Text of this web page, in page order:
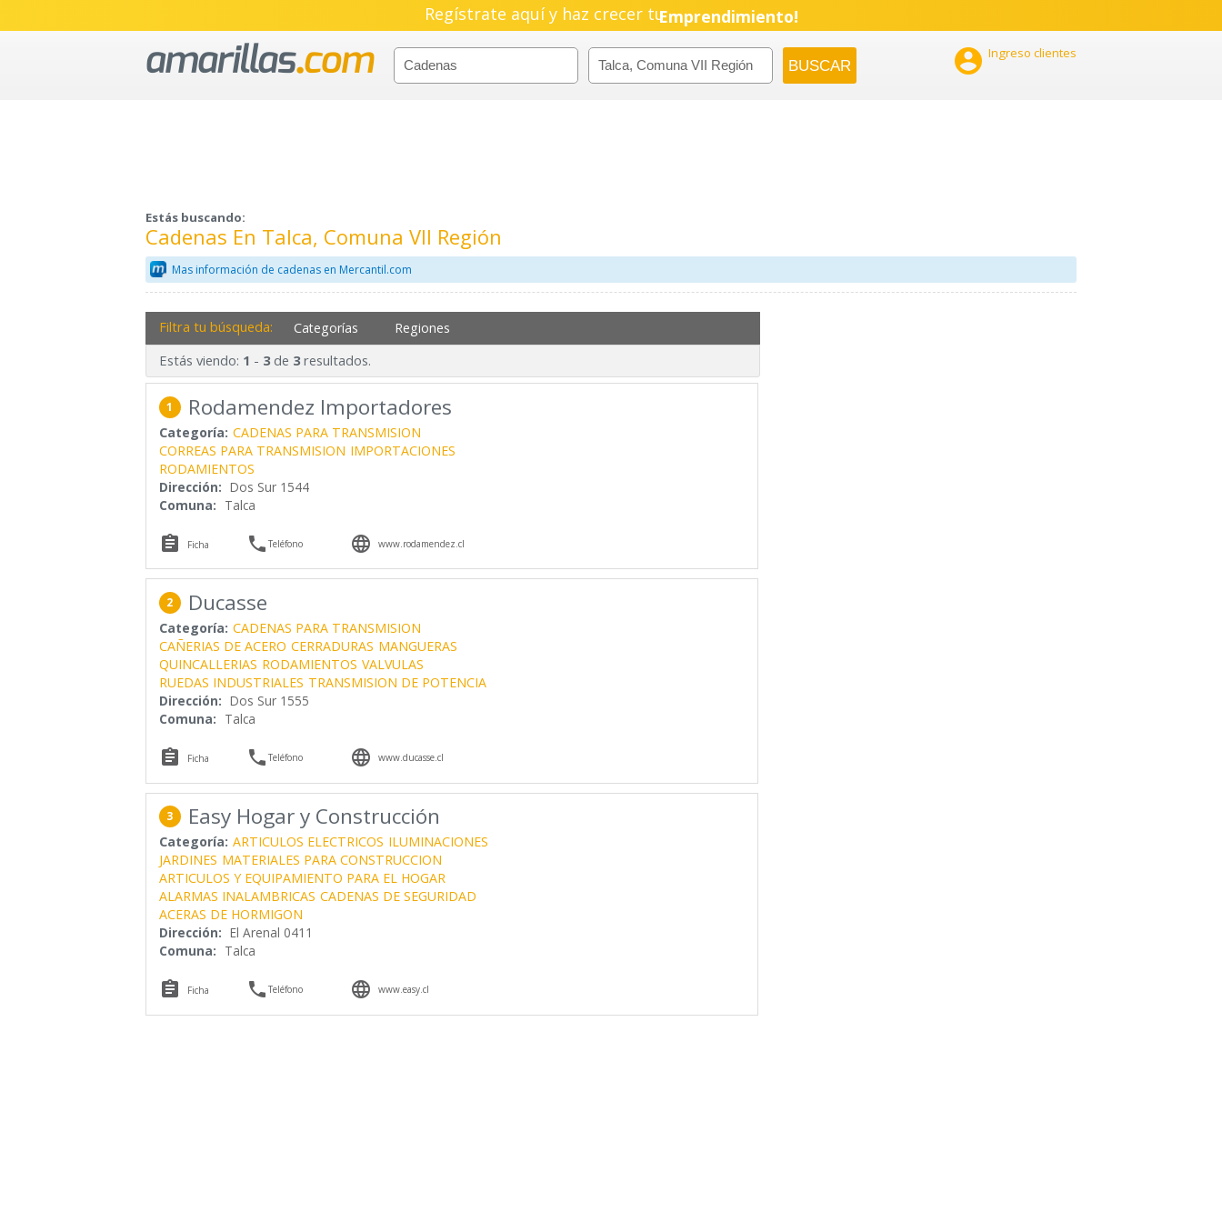
Regístrate aquí y haz crecer tuPyme!
Emprendimiento!
 Ingreso clientes
Estás buscando:
Cadenas En Talca, Comuna VII Región
Mas información de cadenas en Mercantil.com
Filtra tu búsqueda: Categorías Regiones
Estás viendo: 1 - 3de 3resultados.
1 Rodamendez Importadores
Categoría: CADENAS PARA TRANSMISION
CORREAS PARA TRANSMISION IMPORTACIONES
RODAMIENTOS
Dirección: Dos Sur 1544
Comuna: Talca
 Ficha Teléfono  www.rodamendez.cl
2 Ducasse
Categoría: CADENAS PARA TRANSMISION
CAÑERIAS DE ACERO CERRADURAS MANGUERAS
QUINCALLERIAS RODAMIENTOS VALVULAS
RUEDAS INDUSTRIALES TRANSMISION DE POTENCIA
Dirección: Dos Sur 1555
Comuna: Talca
 Ficha Teléfono  www.ducasse.cl
3 Easy Hogar y Construcción
Categoría: ARTICULOS ELECTRICOS ILUMINACIONES
JARDINES MATERIALES PARA CONSTRUCCION
ARTICULOS Y EQUIPAMIENTO PARA EL HOGAR
ALARMAS INALAMBRICAS CADENAS DE SEGURIDAD
ACERAS DE HORMIGON
Dirección: El Arenal 0411
Comuna: Talca
 Ficha Teléfono  www.easy.cl